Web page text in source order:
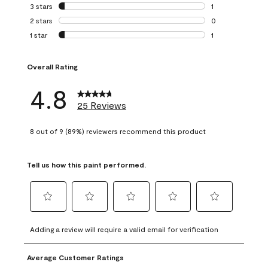
0 reviews with 4
3 stars stars
1
1 review with 3
2 stars stars
0
0 reviews with 2
1 star stars
1
Overall Rating
4.8 25 Reviews
8 out of 9 (89%) reviewers recommend this product
Tell us how this paint performed.
to
rate
the
item
to
rate
the
to
rate
the
item
to
rate
to
rate
Adding a review will require a valid email for verification
Average Customer Ratings